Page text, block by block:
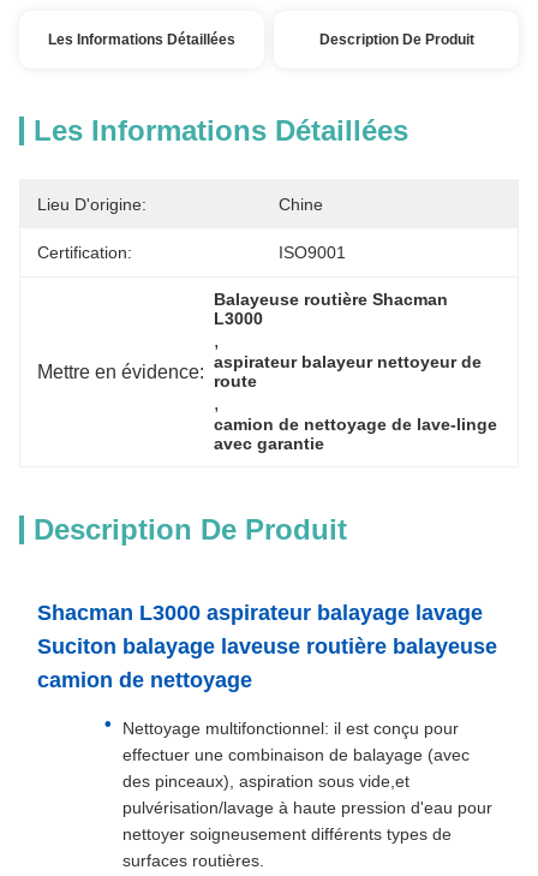
Les Informations Détaillées Description De Produit
Les Informations Détaillées
Lieu D'origine: Chine
Certification: ISO9001
Mettre en évidence:
Balayeuse routière Shacman
L3000
,
aspirateur balayeur nettoyeur de
route
,
camion de nettoyage de lave-linge
avec garantie
Description De Produit
Shacman L3000 aspirateur balayage lavage
Suciton balayage laveuse routière balayeuse
camion de nettoyage
Nettoyage multifonctionnel: il est conçu pour
effectuer une combinaison de balayage (avec
des pinceaux), aspiration sous vide,et
pulvérisation/lavage à haute pression d'eau pour
nettoyer soigneusement différents types de
surfaces routières.